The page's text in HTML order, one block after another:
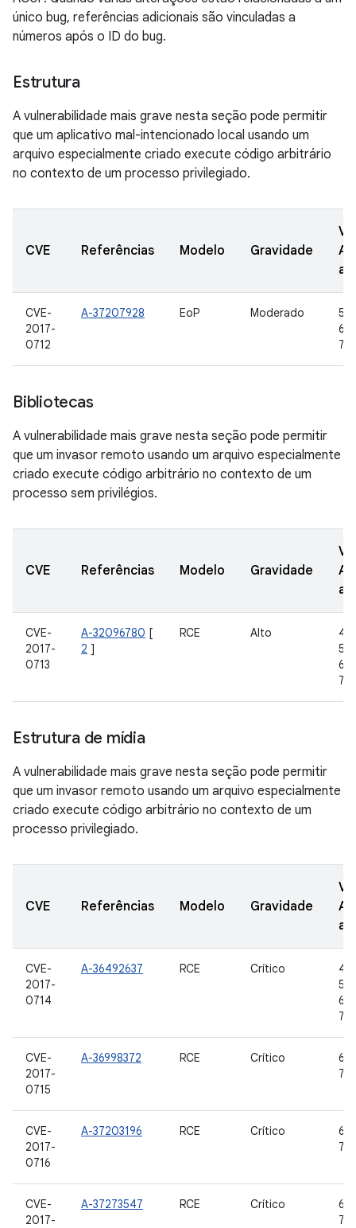
único bug, referências adicionais são vinculadas a
números após o ID do bug.
Estrutura
A vulnerabilidade mais grave nesta seção pode permitir
que um aplicativo mal-intencionado local usando um
arquivo especialmente criado execute código arbitrário
no contexto de um processo privilegiado.
CVE Referências Modelo Gravidade
CVE-
2017-
0712
A-37207928 EoP Moderado
Bibliotecas
A vulnerabilidade mais grave nesta seção pode permitir
que um invasor remoto usando um arquivo especialmente
criado execute código arbitrário no contexto de um
processo sem privilégios.
CVE Referências Modelo Gravidade
CVE-
2017-
0713
A-32096780 [
2 ]
RCE Alto
Estrutura de mídia
A vulnerabilidade mais grave nesta seção pode permitir
que um invasor remoto usando um arquivo especialmente
criado execute código arbitrário no contexto de um
processo privilegiado.
CVE Referências Modelo Gravidade
CVE-
2017-
0714
A-36492637 RCE Crítico
CVE-
2017-
0715
A-36998372 RCE Crítico
CVE-
2017-
0716
A-37203196 RCE Crítico
CVE-
2017-
A-37273547 RCE Crítico